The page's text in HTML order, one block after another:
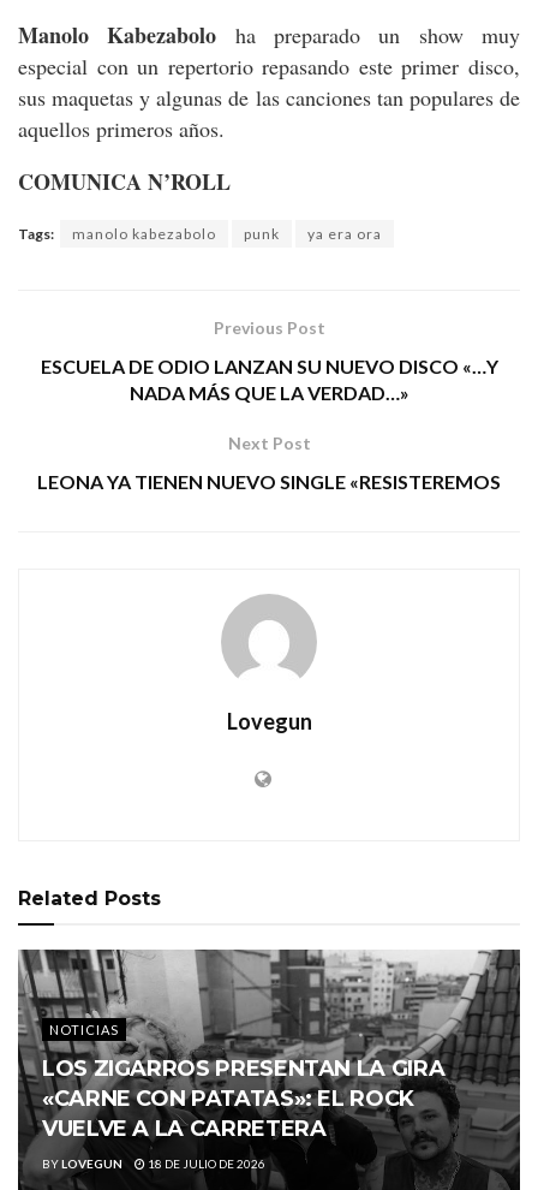
Manolo Kabezabolo ha preparado un show muy
especial con un repertorio repasando este primer disco,
sus maquetas y algunas de las canciones tan populares de
aquellos primeros años.
COMUNICA N’ROLL
Tags: manolo kabezabolo punk ya era ora
Previous Post
ESCUELA DE ODIO LANZAN SU NUEVO DISCO «…Y
NADA MÁS QUE LA VERDAD…»
Next Post
LEONA YA TIENEN NUEVO SINGLE «RESISTEREMOS
Lovegun
Related Posts
NOTICIAS
LOS ZIGARROS PRESENTAN LA GIRA
«CARNE CON PATATAS»: EL ROCK
VUELVE A LA CARRETERA
BYLOVEGUN 18 DE JULIO DE 2026